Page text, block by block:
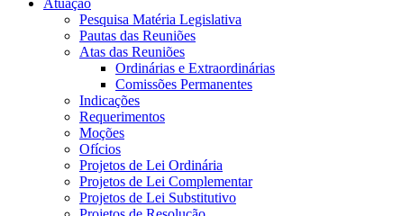
Atuação
Pesquisa Matéria Legislativa
Pautas das Reuniões
Atas das Reuniões
Ordinárias e Extraordinárias
Comissões Permanentes
Indicações
Requerimentos
Moções
Ofícios
Projetos de Lei Ordinária
Projetos de Lei Complementar
Projetos de Lei Substitutivo